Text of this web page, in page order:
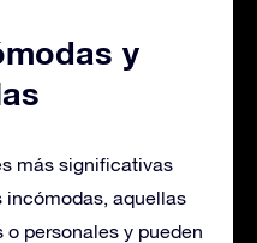
y
más significativas
incómodas, aquellas
personales y pueden